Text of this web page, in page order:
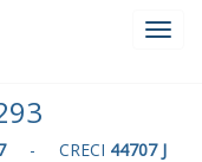
- CRECI 44707 J